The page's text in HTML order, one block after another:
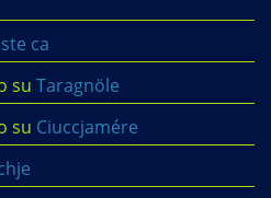
ca
su Taragnöle
su Ciuccjamére